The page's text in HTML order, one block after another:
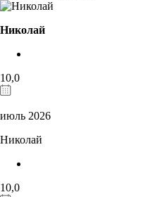
Николай
10,0
июль 2026
Николай
10,0